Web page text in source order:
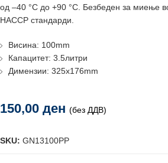
од –40 °C до +90 °C. Безбеден за миење
HACCP стандарди.
Висина: 100mm
Капацитет: 3.5литри
Димензии: 325x176mm
150,00 ден (без ДДВ)
SKU: GN13100PP